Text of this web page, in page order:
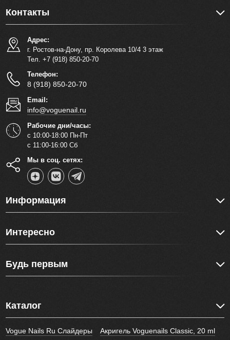
Контакты
Адрес:
г. Ростов-на-Дону, пр. Королева 10/4 3 этаж
Тел. +7 (918) 850-20-70
Телефон:
8 (918) 850-20-70
Email:
info@voguenail.ru
Рабочие дни/часы:
с 10:00-18:00 Пн-Пт
с 11:00-16:00 Сб
Мы в соц. сетях:
Информация
Интересно
Будь первым
Каталог
Vogue Nails Ru Слайдеры
Акригель Voguenails Classic, 20 ml